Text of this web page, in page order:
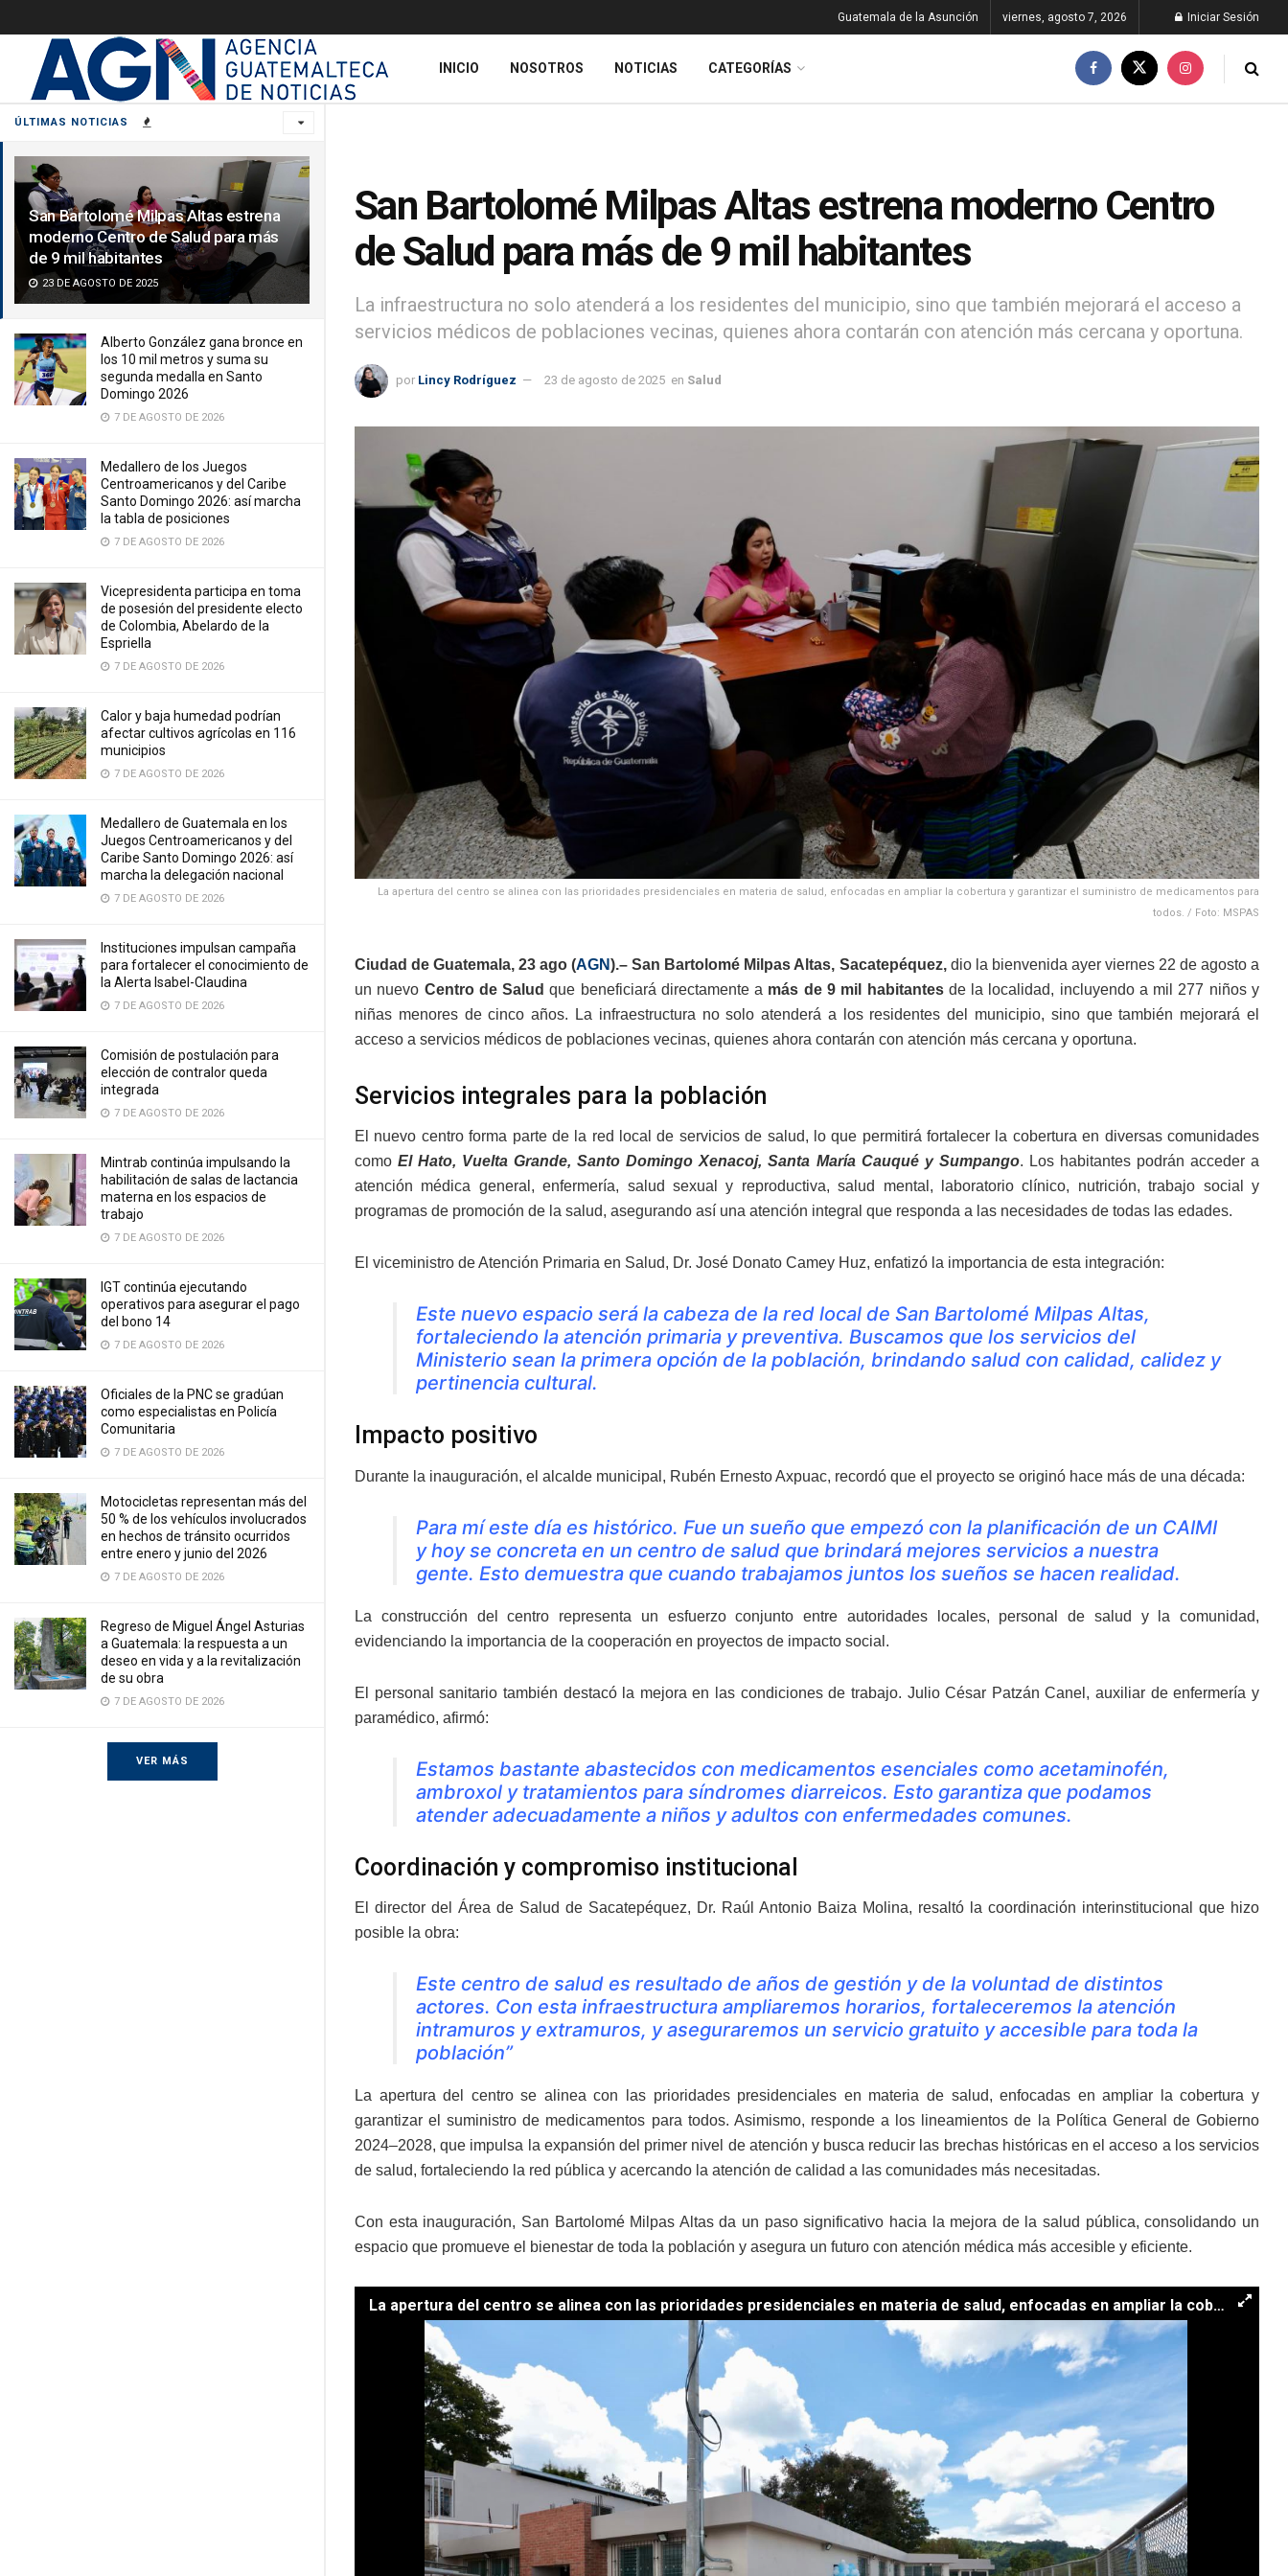
ÚLTIMAS NOTICIAS
San Bartolomé Milpas Altas estrena
moderno Centro de Salud para más
de 9 mil habitantes
23 DE AGOSTO DE 2025
Alberto González gana bronce en
los 10 mil metros y suma su
segunda medalla en Santo
Domingo 2026
7 DE AGOSTO DE 2026
Medallero de los Juegos
Centroamericanos y del Caribe
Santo Domingo 2026: así marcha
la tabla de posiciones
7 DE AGOSTO DE 2026
Vicepresidenta participa en toma
de posesión del presidente electo
de Colombia, Abelardo de la
Espriella
7 DE AGOSTO DE 2026
Calor y baja humedad podrían
afectar cultivos agrícolas en 116
municipios
7 DE AGOSTO DE 2026
Medallero de Guatemala en los
Juegos Centroamericanos y del
Caribe Santo Domingo 2026: así
marcha la delegación nacional
7 DE AGOSTO DE 2026
Instituciones impulsan campaña
para fortalecer el conocimiento de
la Alerta Isabel-Claudina
7 DE AGOSTO DE 2026
Comisión de postulación para
elección de contralor queda
integrada
7 DE AGOSTO DE 2026
Mintrab continúa impulsando la
habilitación de salas de lactancia
materna en los espacios de
trabajo
7 DE AGOSTO DE 2026
IGT continúa ejecutando
operativos para asegurar el pago
del bono 14
7 DE AGOSTO DE 2026
Oficiales de la PNC se gradúan
como especialistas en Policía
Comunitaria
7 DE AGOSTO DE 2026
Motocicletas representan más del
50 % de los vehículos involucrados
en hechos de tránsito ocurridos
entre enero y junio del 2026
7 DE AGOSTO DE 2026
Regreso de Miguel Ángel Asturias
a Guatemala: la respuesta a un
deseo en vida y a la revitalización
de su obra
7 DE AGOSTO DE 2026
VER MÁS
Guatemala de la Asunción viernes, agosto 7, 2026 Iniciar Sesión
INICIO NOSOTROS NOTICIAS CATEGORÍAS
San Bartolomé Milpas Altas estrena moderno Centro
de Salud para más de 9 mil habitantes
La infraestructura no solo atenderá a los residentes del municipio, sino que también mejorará el acceso a
servicios médicos de poblaciones vecinas, quienes ahora contarán con atención más cercana y oportuna.
por Lincy Rodríguez 23 de agosto de 2025 en Salud
La apertura del centro se alinea con las prioridades presidenciales en materia de salud, enfocadas en ampliar la cobertura y garantizar el suministro de medicamentos para
todos. / Foto: MSPAS
Ciudad de Guatemala, 23 ago (AGN).– San Bartolomé Milpas Altas, Sacatepéquez,dio la bienvenida ayer viernes 22 de agosto a
un nuevo Centro de Salud que beneficiará directamente a más de 9 mil habitantesde la localidad, incluyendo a mil 277 niños y
niñas menores de cinco años. La infraestructura no solo atenderá a los residentes del municipio, sino que también mejorará el
acceso a servicios médicos de poblaciones vecinas, quienes ahora contarán con atención más cercana y oportuna.
Servicios integrales para la población
El nuevo centro forma parte de la red local de servicios de salud, lo que permitirá fortalecer la cobertura en diversas comunidades
comoEl Hato, Vuelta Grande, Santo Domingo Xenacoj, Santa María Cauqué y Sumpango. Los habitantes podrán acceder a
atención médica general, enfermería, salud sexual y reproductiva, salud mental, laboratorio clínico, nutrición, trabajo social y
programas de promoción de la salud, asegurando así una atención integral que responda a las necesidades de todas las edades.
El viceministro de Atención Primaria en Salud, Dr. José Donato Camey Huz, enfatizó la importancia de esta integración:
Este nuevo espacio será la cabeza de la red local de San Bartolomé Milpas Altas,
fortaleciendo la atención primaria y preventiva. Buscamos que los servicios del
Ministerio sean la primera opción de la población, brindando salud con calidad, calidez y
pertinencia cultural.
Impacto positivo
Durante la inauguración, el alcalde municipal, Rubén Ernesto Axpuac, recordó que el proyecto se originó hace más de una década:
Para mí este día es histórico. Fue un sueño que empezó con la planificación de un CAIMI
y hoy se concreta en un centro de salud que brindará mejores servicios a nuestra
gente. Esto demuestra que cuando trabajamos juntos los sueños se hacen realidad.
La construcción del centro representa un esfuerzo conjunto entre autoridades locales, personal de salud y la comunidad,
evidenciando la importancia de la cooperación en proyectos de impacto social.
El personal sanitario también destacó la mejora en las condiciones de trabajo. Julio César Patzán Canel, auxiliar de enfermería y
paramédico, afirmó:
Estamos bastante abastecidos con medicamentos esenciales como acetaminofén,
ambroxol y tratamientos para síndromes diarreicos. Esto garantiza que podamos
atender adecuadamente a niños y adultos con enfermedades comunes.
Coordinación y compromiso institucional
El director del Área de Salud de Sacatepéquez, Dr. Raúl Antonio Baiza Molina, resaltó la coordinación interinstitucional que hizo
posible la obra:
Este centro de salud es resultado de años de gestión y de la voluntad de distintos
actores. Con esta infraestructura ampliaremos horarios, fortaleceremos la atención
intramuros y extramuros, y aseguraremos un servicio gratuito y accesible para toda la
población”
La apertura del centro se alinea con las prioridades presidenciales en materia de salud, enfocadas en ampliar la cobertura y
garantizar el suministro de medicamentos para todos. Asimismo, responde a los lineamientos de la Política General de Gobierno
2024–2028, que impulsa la expansión del primer nivel de atención y busca reducir las brechas históricas en el acceso a los servicios
de salud, fortaleciendo la red pública y acercando la atención de calidad a las comunidades más necesitadas.
Con esta inauguración, San Bartolomé Milpas Altas da un paso significativo hacia la mejora de la salud pública, consolidando un
espacio que promueve el bienestar de toda la población y asegura un futuro con atención médica más accesible y eficiente.
La apertura del centro se alinea con las prioridades presidenciales en materia de salud, enfocadas en ampliar la cobertura y garantizar el suministro de medicamentos para todos. / Foto: MSPAS